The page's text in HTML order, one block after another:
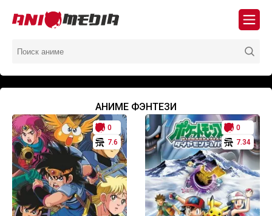
АНИМЕ ФЭНТЕЗИ
0
7.6
0
7.34